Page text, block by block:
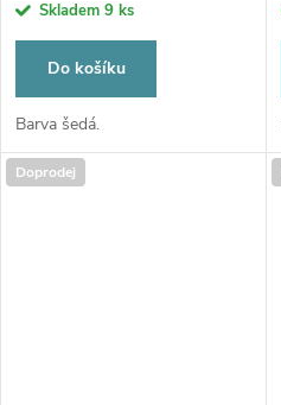
Skladem 9 ks
Do košíku
Barva šedá.
Doprodej